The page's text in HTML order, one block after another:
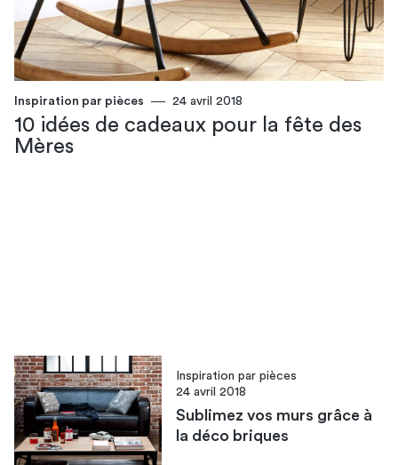
Inspiration par pièces 24 avril 2018
10 idées de cadeaux pour la fête des
Mères
Inspiration par pièces
24 avril 2018
Sublimez vos murs grâce à
la déco briques